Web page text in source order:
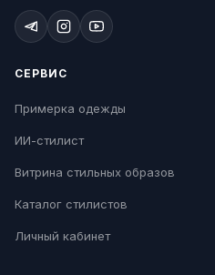
СЕРВИС
Примерка одежды
ИИ-стилист
Витрина стильных образов
Каталог стилистов
Личный кабинет